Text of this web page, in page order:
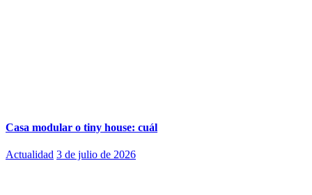
Casa modular o tiny house: cuál
Actualidad 3 de julio de 2026